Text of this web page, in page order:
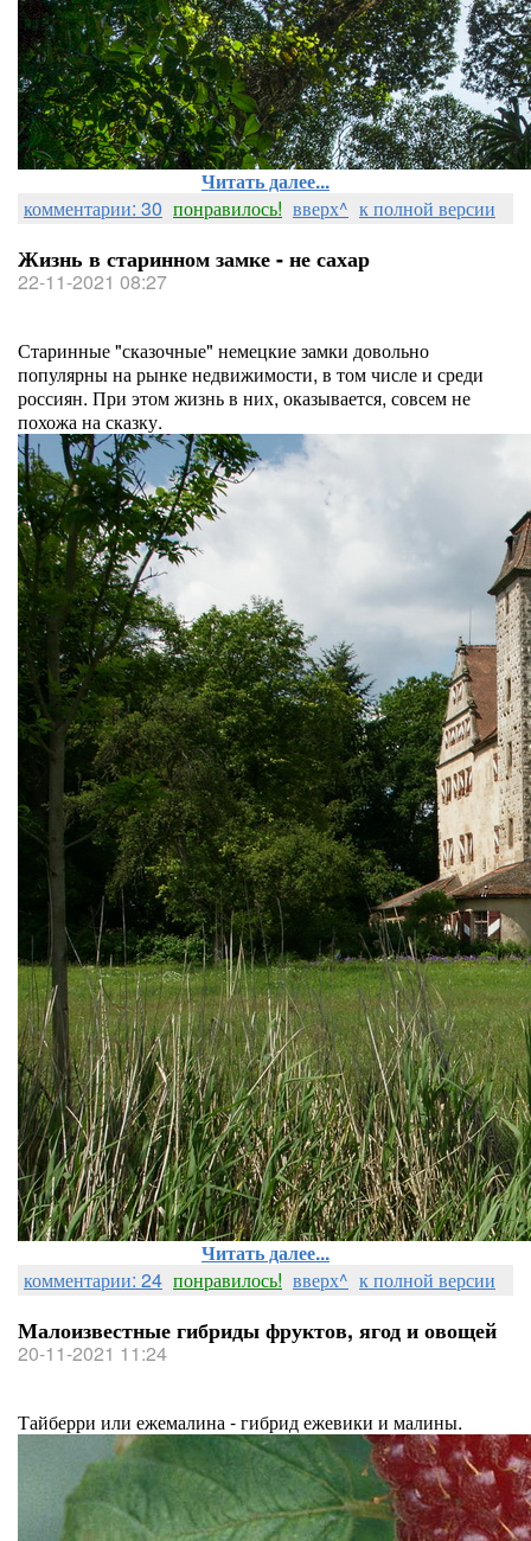
Читать далее...
комментарии: 30 понравилось! вверх^ к полной версии
Жизнь в старинном замке - не сахар
22-11-2021 08:27
Старинные "сказочные" немецкие замки довольно
популярны на рынке недвижимости, в том числе и среди
россиян. При этом жизнь в них, оказывается, совсем не
похожа на сказку.
Читать далее...
комментарии: 24 понравилось! вверх^ к полной версии
Малоизвестные гибриды фруктов, ягод и овощей
20-11-2021 11:24
Тайберри или ежемалина - гибрид ежевики и малины.